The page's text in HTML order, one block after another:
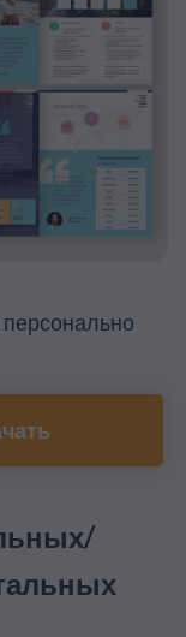
персонально